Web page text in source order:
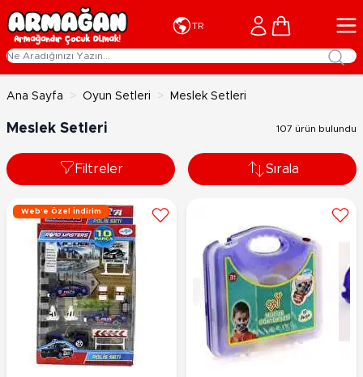
İçeriğe geç
TR Cart
Ana Sayfa > Oyun Setleri > Meslek Setleri
Meslek Setleri 107 ürün bulundu
Filtreler Sırala
Web'e Özel İndirim